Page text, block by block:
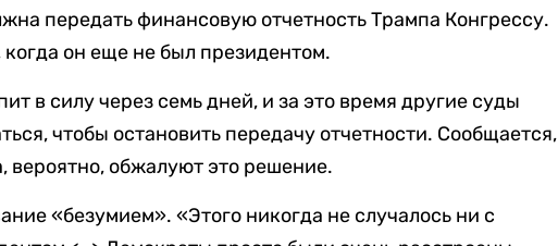
передать финансовую отчетность Трампа Конгрессу.
когда он еще не был президентом.
в силу через семь дней, и за это время другие суды
чтобы остановить передачу отчетности. Сообщается,
вероятно, обжалуют это решение.
«безумием». «Этого никогда не случалось ни с